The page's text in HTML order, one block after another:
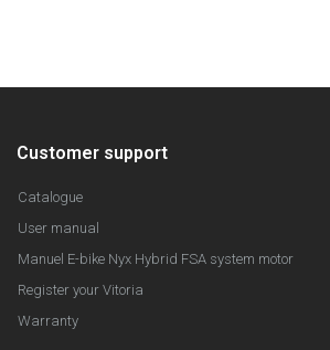
Customer support
Catalogue
User manual
Manuel E-bike Nyx Hybrid FSA system motor
Register your Vitoria
Warranty